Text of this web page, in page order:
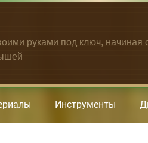
руками под ключ, начиная
Инструменты